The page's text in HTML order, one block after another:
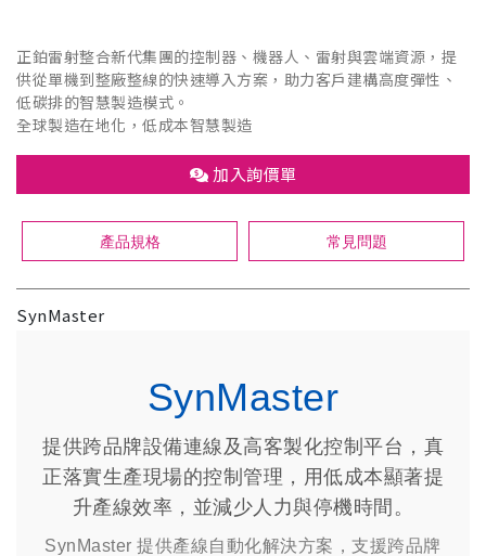
正鉑雷射整合新代集團的控制器、機器人、雷射與雲端資源，提
供從單機到整廠整線的快速導入方案，助力客戶建構高度彈性、
低碳排的智慧製造模式。
全球製造在地化，低成本智慧製造
加入詢價單
產品規格 常見問題
SynMaster ​
SynMaster
提供跨品牌設備連線及高客製化控制平台，真
正落實生產現場的控制管理，用低成本顯著提
升產線效率，並減少人力與停機時間。
SynMaster 提供產線自動化解決方案，支援跨品牌